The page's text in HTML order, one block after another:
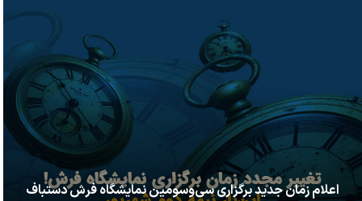
اعلام زمان جدید برگزاری سی‌وسومین نمایشگاه فرش دستباف